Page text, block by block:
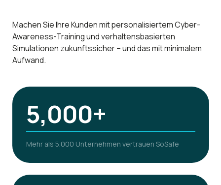
5,000+
Mehr als 5.000 Unternehmen vertrauen SoSafe
Machen Sie Ihre Kunden mit personalisiertem Cyber-
Awareness-Training und verhaltensbasierten
Simulationen zukunftssicher – und das mit minimalem
Aufwand.